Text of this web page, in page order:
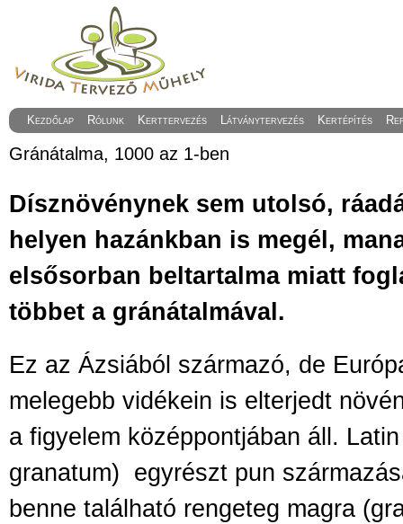
Kezdőlap Rólunk Kerttervezés Látványtervezés Kertépítés
Gránátalma, 1000 az 1-ben
Dísznövénynek sem utolsó,
helyen hazánkban is megél,
elsősorban beltartalma miatt
többet a gránátalmával.
Ez az Ázsiából származó, de
melegebb vidékein is elterjedt
a figyelem középpontjában áll.
granatum) egyrészt pun
benne található rengeteg magra